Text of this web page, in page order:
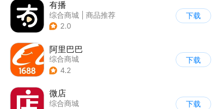
有播
综合商城
商品推荐
2.0
下载
阿里巴巴
综合商城
4.2
下载
微店
综合商城
下载